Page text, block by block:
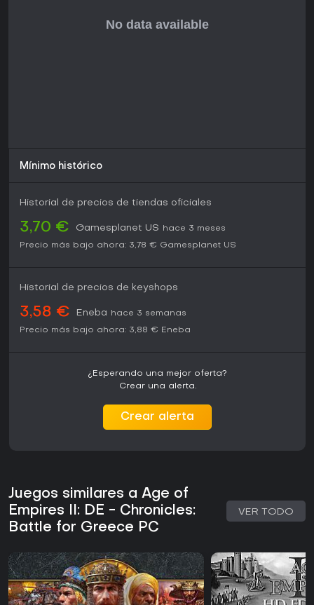
Mínimo histórico
Historial de precios de tiendas oficiales
3,70 € Gamesplanet US
hace 3 meses
Precio más bajo ahora: 3,78 € Gamesplanet US
Historial de precios de keyshops
3,58 € Eneba
hace 3 semanas
Precio más bajo ahora: 3,88 € Eneba
¿Esperando una mejor oferta?
Crear una alerta.
Crear alerta
Juegos similares a Age of
Empires II: DE - Chronicles:
Battle for Greece PC
VER TODO